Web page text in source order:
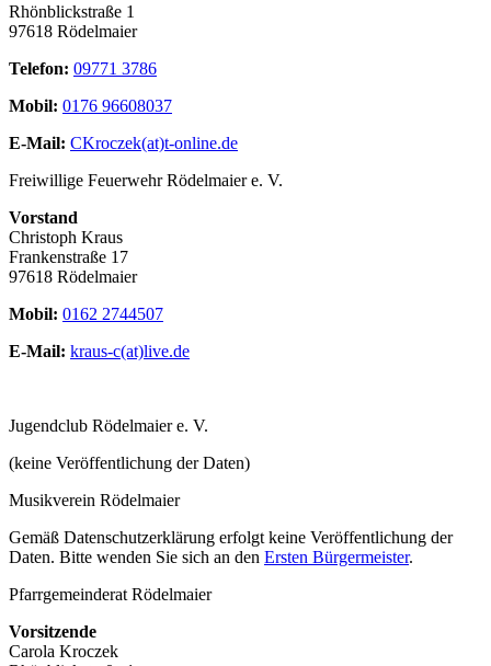
Rhönblickstraße 1
97618 Rödelmaier
Telefon: 09771 3786
Mobil: 0176 96608037
E-Mail: CKroczek(at)t-online.de
Freiwillige Feuerwehr Rödelmaier e. V.
Vorstand
Christoph Kraus
Frankenstraße 17
97618 Rödelmaier
Mobil: 0162 2744507
E-Mail: kraus-c(at)live.de
Jugendclub Rödelmaier e. V.
(keine Veröffentlichung der Daten)
Musikverein Rödelmaier
Gemäß Datenschutzerklärung erfolgt keine Veröffentlichung der
Daten. Bitte wenden Sie sich an den Ersten Bürgermeister.
Pfarrgemeinderat Rödelmaier
Vorsitzende
Carola Kroczek